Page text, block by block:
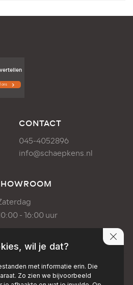
CONTACT
045-4052896
info@schaepkens.nl
- 16:00 uur
wil je dat?
met informatie erin. Die
Zo zien we bijvoorbeeld